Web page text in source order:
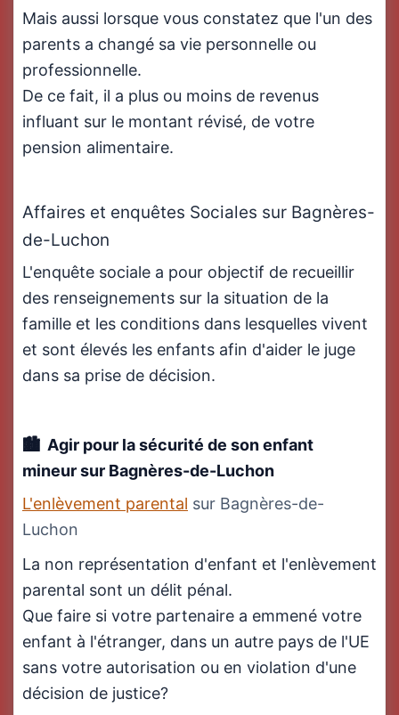
Mais aussi lorsque vous constatez que l'un des
parents a changé sa vie personnelle ou
professionnelle.
De ce fait, il a plus ou moins de revenus
influant sur le montant révisé, de votre
pension alimentaire.
Affaires et enquêtes Sociales sur Bagnères-
de-Luchon
L'enquête sociale a pour objectif de recueillir
des renseignements sur la situation de la
famille et les conditions dans lesquelles vivent
et sont élevés les enfants afin d'aider le juge
dans sa prise de décision.
Agir pour la sécurité de son enfant
mineursur Bagnères-de-Luchon
L'enlèvement parental sur Bagnères-de-
Luchon
La non représentation d'enfant et l'enlèvement
parental sont un délit pénal.
Que faire si votre partenaire a emmené votre
enfant à l'étranger, dans un autre pays de l'UE
sans votre autorisation ou en violation d'une
décision de justice?